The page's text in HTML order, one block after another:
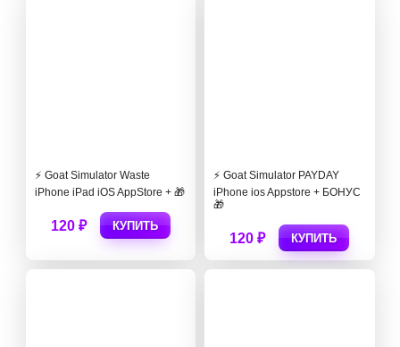
⚡️ Goat Simulator Waste
iPhone iPad iOS AppStore + 🎁
120 ₽ КУПИТЬ
⚡️ Goat Simulator PAYDAY
iPhone ios Appstore + БОНУС
🎁
120 ₽ КУПИТЬ